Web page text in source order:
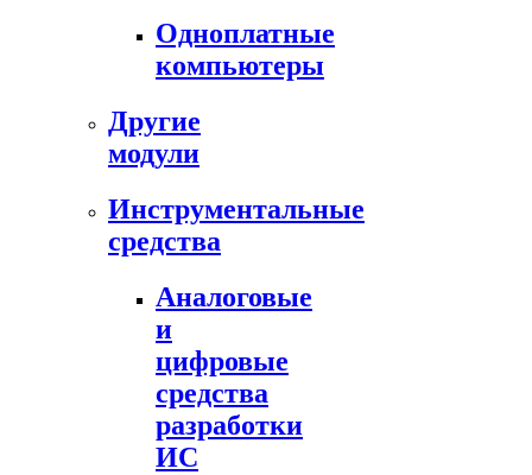
Одноплатные
компьютеры
Другие
модули
Инструментальные
средства
Аналоговые
и
цифровые
средства
разработки
ИС